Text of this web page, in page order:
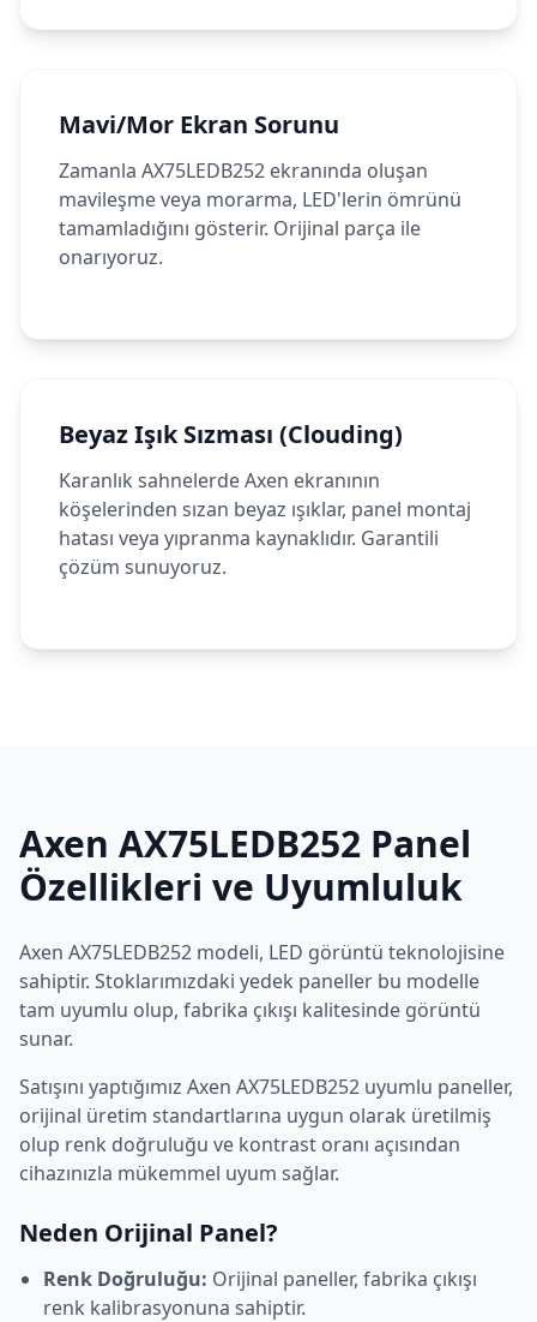
Mavi/Mor Ekran Sorunu
Zamanla AX75LEDB252 ekranında oluşan
mavileşme veya morarma, LED'lerin ömrünü
tamamladığını gösterir. Orijinal parça ile
onarıyoruz.
Beyaz Işık Sızması (Clouding)
Karanlık sahnelerde Axen ekranının
köşelerinden sızan beyaz ışıklar, panel montaj
hatası veya yıpranma kaynaklıdır. Garantili
çözüm sunuyoruz.
Axen AX75LEDB252 Panel
Özellikleri ve Uyumluluk
Axen AX75LEDB252 modeli, LED görüntü teknolojisine
sahiptir. Stoklarımızdaki yedek paneller bu modelle
tam uyumlu olup, fabrika çıkışı kalitesinde görüntü
sunar.
Satışını yaptığımız Axen AX75LEDB252 uyumlu paneller,
orijinal üretim standartlarına uygun olarak üretilmiş
olup renk doğruluğu ve kontrast oranı açısından
cihazınızla mükemmel uyum sağlar.
Neden Orijinal Panel?
Renk Doğruluğu: Orijinal paneller, fabrika çıkışı
renk kalibrasyonuna sahiptir.